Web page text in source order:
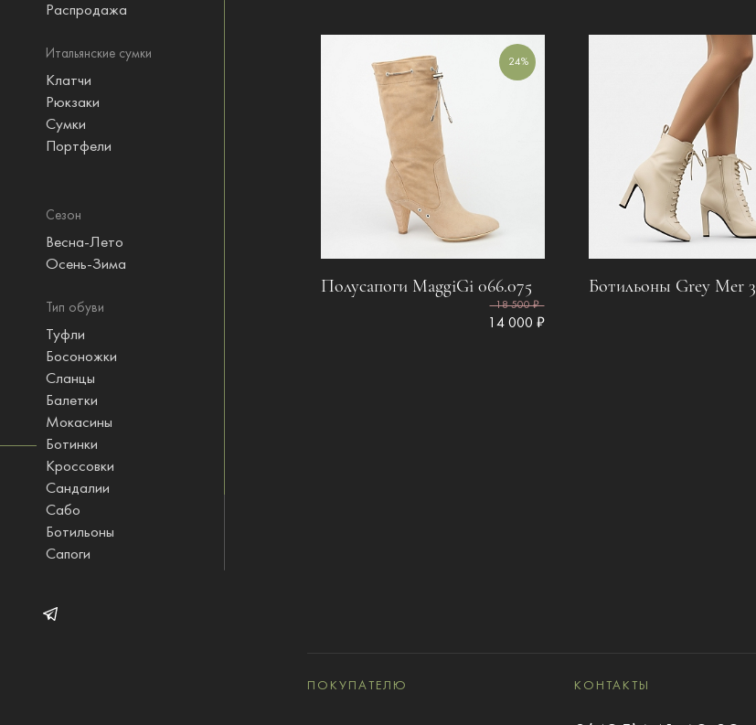
Распродажа
Итальянские сумки
Клатчи
Рюкзаки
Сумки
Портфели
Сезон
Весна-Лето
Осень-Зима
Тип обуви
Туфли
Босоножки
Сланцы
Балетки
Мокасины
Ботинки
Кроссовки
Сандалии
Сабо
Ботильоны
Сапоги
24%
Полусапоги MaggiGi 066.075
18 500 ₽
14 000 ₽
Ботильоны Grey Mer
ПОКУПАТЕЛЮ КОНТАКТЫ